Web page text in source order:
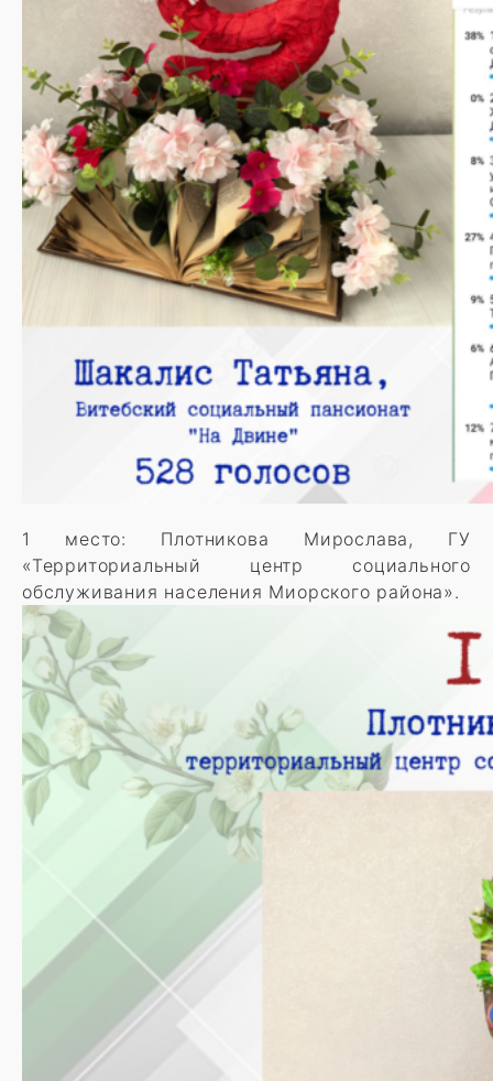
1 место: Плотникова Мирослава, ГУ
«Территориальный центр социального
обслуживания населения Миорского района».